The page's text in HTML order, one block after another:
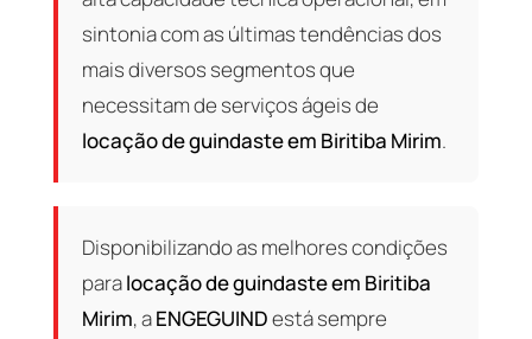
sintonia com as últimas tendências dos
mais diversos segmentos que
necessitam de serviços ágeis de
locação de guindaste em Biritiba Mirim.
Disponibilizando as melhores condições
paralocação de guindaste em Biritiba
Mirim, aENGEGUINDestá sempre